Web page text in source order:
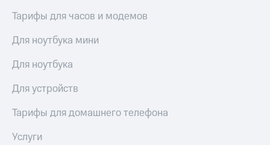
Тарифы для часов и модемов
Для ноутбука мини
Для ноутбука
Для устройств
Тарифы для домашнего телефона
Услуги